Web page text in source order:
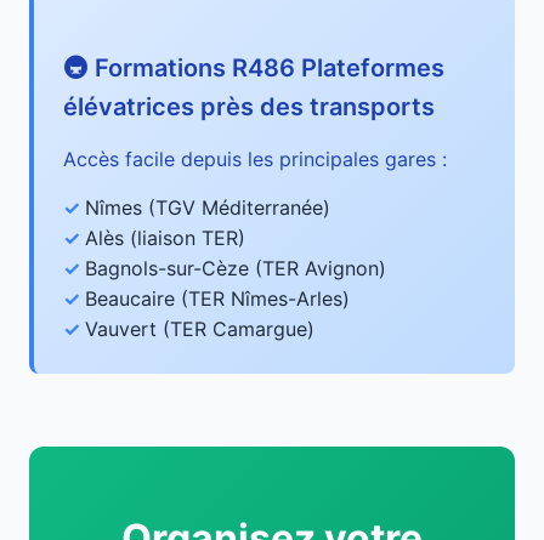
🚇 Formations R486 Plateformes
élévatrices près des transports
Accès facile depuis les principales gares :
Nîmes (TGV Méditerranée)
Alès (liaison TER)
Bagnols-sur-Cèze (TER Avignon)
Beaucaire (TER Nîmes-Arles)
Vauvert (TER Camargue)